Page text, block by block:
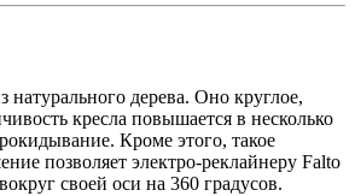
натурального дерева. Оно круглое,
кресла повышается в несколько
Кроме этого, такое
позволяет электро-реклайнеру Falto
своей оси на 360 градусов.